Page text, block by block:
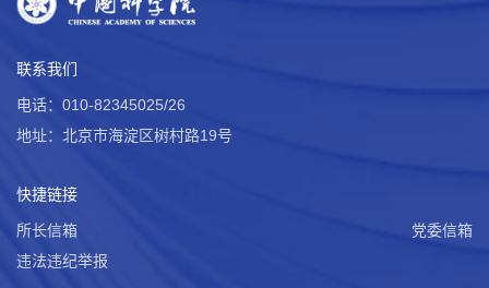
联系我们
电话：010-82345025/26
地址：北京市海淀区树村路19号
快捷链接
所长信箱
党委信箱
违法违纪举报